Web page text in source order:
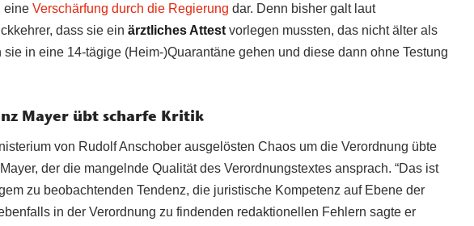
eine Verschärfung durch die Regierung dar. Denn bisher galt laut
dass sie ein ärztliches Attest vorlegen mussten, das nicht älter als
sie in eine 14-tägige (Heim-)Quarantäne gehen und diese dann ohne Testung
Mayer übt scharfe Kritik
von Rudolf Anschober ausgelösten Chaos um die Verordnung übte
der die mangelnde Qualität des Verordnungstextes ansprach. “Das ist
zu beobachtenden Tendenz, die juristische Kompetenz auf Ebene der
in der Verordnung zu findenden redaktionellen Fehlern sagte er